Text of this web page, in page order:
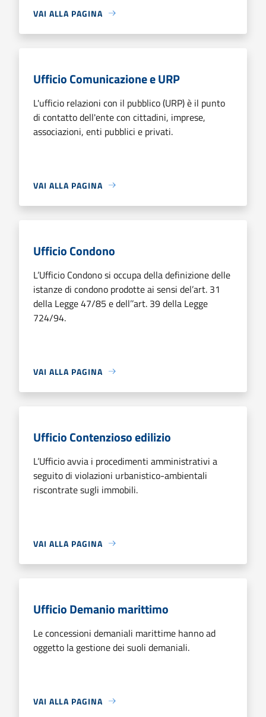
VAI ALLA PAGINA
Ufficio Comunicazione e URP
L'ufficio relazioni con il pubblico (URP) è il punto
di contatto dell'ente con cittadini, imprese,
associazioni, enti pubblici e privati.
VAI ALLA PAGINA
Ufficio Condono
L’Ufficio Condono si occupa della definizione delle
istanze di condono prodotte ai sensi del’art. 31
della Legge 47/85 e dell’’art. 39 della Legge
724/94.
VAI ALLA PAGINA
Ufficio Contenzioso edilizio
L’Ufficio avvia i procedimenti amministrativi a
seguito di violazioni urbanistico-ambientali
riscontrate sugli immobili.
VAI ALLA PAGINA
Ufficio Demanio marittimo
Le concessioni demaniali marittime hanno ad
oggetto la gestione dei suoli demaniali.
VAI ALLA PAGINA